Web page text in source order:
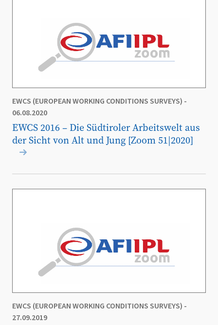
EWCS (EUROPEAN WORKING CONDITIONS SURVEYS) -
06.08.2020
EWCS 2016 – Die Südtiroler Arbeitswelt aus
der Sicht von Alt und Jung [Zoom 51|2020]
EWCS (EUROPEAN WORKING CONDITIONS SURVEYS) -
27.09.2019